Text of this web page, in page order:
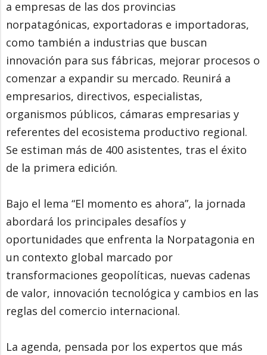
a empresas de las dos provincias
norpatagónicas, exportadoras e importadoras,
como también a industrias que buscan
innovación para sus fábricas, mejorar procesos o
comenzar a expandir su mercado. Reunirá a
empresarios, directivos, especialistas,
organismos públicos, cámaras empresarias y
referentes del ecosistema productivo regional.
Se estiman más de 400 asistentes, tras el éxito
de la primera edición.
Bajo el lema “El momento es ahora”, la jornada
abordará los principales desafíos y
oportunidades que enfrenta la Norpatagonia en
un contexto global marcado por
transformaciones geopolíticas, nuevas cadenas
de valor, innovación tecnológica y cambios en las
reglas del comercio internacional.
La agenda, pensada por los expertos que más